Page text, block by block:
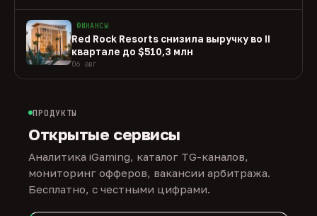
ФИНАНСЫ
Red Rock Resorts снизила выручку во II
квартале до $510,3 млн
06 авг
ПРОДУКТЫ
Открытые сервисы
Аналитика iGaming, каталог TG-каналов,
мониторинг офферов, вакансии арбитража.
Бесплатно, с честными цифрами.